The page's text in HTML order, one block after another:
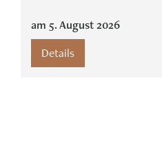
am 5.August2026
Details